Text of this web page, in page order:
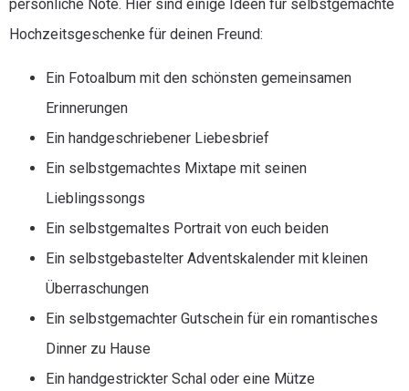
persönliche Note. Hier sind einige Ideen für selbstgemachte
Hochzeitsgeschenke für deinen Freund:
Ein Fotoalbum mit den schönsten gemeinsamen
Erinnerungen
Ein handgeschriebener Liebesbrief
Ein selbstgemachtes Mixtape mit seinen
Lieblingssongs
Ein selbstgemaltes Portrait von euch beiden
Ein selbstgebastelter Adventskalender mit kleinen
Überraschungen
Ein selbstgemachter Gutschein für ein romantisches
Dinner zu Hause
Ein handgestrickter Schal oder eine Mütze